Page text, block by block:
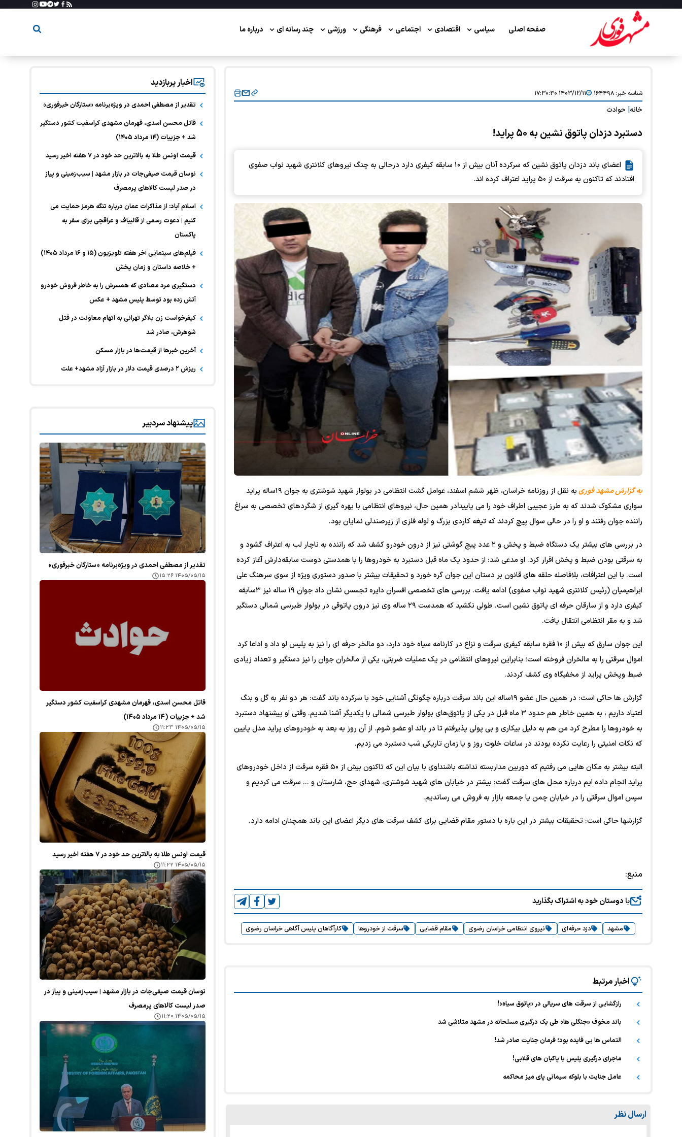
صفحه اصلی سیاسی اقتصادی اجتماعی فرهنگی ورزشی چند رسانه ای درباره ما
شناسه خبر:۱۶۴۴۹۸ ۱۴۰۳/۱۲/۱۱ ۱۷:۳۰:۳۰
خانه حوادث
دستبرد دزدان پاتوق نشین به ۵۰ پراید!
اعضای باند دزدان پاتوق نشین که سرکرده آنان بیش از ۱۰ سابقه کیفری دارد درحالی به چنگ نیروهای کلانتری شهید نواب صفوی
افتادند که تاکنون به سرقت از ۵۰ پراید اعتراف کرده اند.
به گزارش مشهد فوریبه نقل از روزنامه خراسان
، ظهر ششم اسفند، عوامل گشت انتظامی در بولوار شهید شوشتری به جوان ۱۹ساله پراید
سواری مشکوک شدند که به طرز عجیبی اطراف خود را می پایید!در همین حال، نیروهای انتظامی با بهره گیری از شگردهای تخصصی به سراغ
راننده جوان رفتند و او را در حالی سوال پیچ کردند که تیغه کاردی بزرگ و لوله فلزی از زیرصندلی نمایان بود.
در بررسی های بیشتر یک دستگاه ضبط و پخش و ۲ عدد پیچ گوشتی نیز از درون خودرو کشف شد که راننده به ناچار لب به اعتراف گشود و
به سرقتی بودن ضبط و پخش اقرار کرد. او مدعی شد: از حدود یک ماه قبل دستبرد به خودروها را با همدستی دوست سابقه‌دارش آغاز کرده
است. با این اعترافات، بلافاصله حلقه های قانون بر دستان این جوان گره خورد و تحقیقات بیشتر با صدور دستوری ویژه از سوی سرهنگ علی
ابراهیمیان (رئیس کلانتری شهید نواب صفوی) ادامه یافت. بررسی های تخصصی افسران دایره تجسس نشان داد جوان ۱۹ ساله نیز ۳سابقه
کیفری دارد و از سارقان حرفه ای پاتوق نشین است. طولی نکشید که همدست ۲۹ ساله وی نیز درون پاتوقی در بولوار طبرسی شمالی دستگیر
شد و به مقر انتظامی انتقال یافت.
این جوان سارق که بیش از ۱۰ فقره سابقه کیفری سرقت و نزاع در کارنامه سیاه خود دارد، دو مالخر حرفه ای را نیز به پلیس لو داد و اداعا کرد
اموال سرقتی را به مالخران فروخته است؛ بنابراین نیروهای انتظامی در یک عملیات ضربتی، یکی از مالخران جوان را نیز دستگیر و تعداد زیادی
ضبط وپخش پراید از مخفیگاه وی کشف کردند.
گزارش ها حاکی است: در همین حال عضو ۱۹ساله این باند سرقت درباره چگونگی آشنایی خود با سرکرده باند گفت: هر دو نفر به گل و بنگ
اعتیاد داریم ، به همین خاطر هم حدود ۳ ماه قبل در یکی از پاتوق‌های بولوار طبرسی شمالی با یکدیگر آشنا شدیم. وقتی او پیشنهاد دستبرد
به خودروها را مطرح کرد من هم به دلیل بیکاری و بی پولی پذیرفتم تا در باند او عضو شوم. از آن روز به بعد به خودروهای پراید مدل پایین
که نکات امنیتی را رعایت نکرده بودند در ساعات خلوت روز و یا زمان تاریکی شب دستبرد می زدیم.
البته بیشتر به مکان هایی می رفتیم که دوربین مداربسته نداشته باشند!وی با بیان این که تاکنون بیش از ۵۰ فقره سرقت از داخل خودروهای
پراید انجام داده ایم درباره محل های سرقت گفت: بیشتر در خیابان های شهید شوشتری، شهدای حج، شارستان و ... سرقت می کردیم و
سپس اموال سرقتی را در خیابان چمن یا جمعه بازار به فروش می رساندیم.
گزارشها حاکی است: تحقیقات بیشتر در این باره با دستور مقام قضایی برای کشف سرقت های دیگر اعضای این باند همچنان ادامه دارد.
منبع:
با دوستان خود به اشتراک بگذارید
مشهد دزد حرفه‌ای نیروی انتظامی خراسان رضوی مقام قضایی سرقت از خودروها کارآگاهان پلیس آگاهی خراسان رضوی
اخبار مرتبط
رازگشایی از سرقت های سریالی در «پاتوق سیاه»!
باند مخوف «جنگلی ها» طی یک درگیری مسلحانه در مشهد متلاشی شد
التماس ها بی فایده بود؛ فرمان جنایت صادر شد!
ماجرای درگیری پلیس با پاکبان های قلابی!
عامل جنایت با بلوکه سیمانی پای میز محاکمه
ارسال نظر
اخبار پربازدید
تقدیر از مصطفی احمدی در ویژه‌برنامه «ستارگان خبرفوری»
قاتل محسن اسدی، قهرمان مشهدی کراسفیت کشور دستگیر
شد + جزییات (۱۴ مرداد ۱۴۰۵)
قیمت اونس طلا به بالاترین حد خود در ۷ هفته اخیر رسید
نوسان قیمت صیفی‌جات در بازار مشهد | سیب‌زمینی و پیاز
در صدر لیست کالا‌های پرمصرف
اسلام آباد: از مذاکرات عمان درباره تنگه هرمز حمایت می
کنیم | دعوت رسمی از قالیباف و عراقچی برای سفر به
پاکستان
فیلم‌های سینمایی آخر هفته تلویزیون (۱۵ و ۱۶ مرداد ۱۴۰۵)
+ خلاصه داستان و زمان پخش
دستگیری مرد معتادی که همسرش را به خاطر فروش خودرو
آتش زده بود توسط پلیس مشهد + عکس
کیفرخواست زن بلاگر تهرانی به اتهام معاونت در قتل
شوهرش، صادر شد
آخرین خبر‌ها از قیمت‌ها در بازار مسکن
ریزش ۲ درصدی قیمت دلار در بازار آزاد مشهد+ علت
پیشنهاد سردبیر
تقدیر از مصطفی احمدی در ویژه‌برنامه «ستارگان خبرفوری»
۱۴۰۵/۰۵/۱۵ ۱۵:۲۶
قاتل محسن اسدی، قهرمان مشهدی کراسفیت کشور دستگیر
شد + جزییات (۱۴ مرداد ۱۴۰۵)
۱۴۰۵/۰۵/۱۵ ۱۱:۲۳
قیمت اونس طلا به بالاترین حد خود در ۷ هفته اخیر رسید
۱۴۰۵/۰۵/۱۵ ۱۱:۲۲
نوسان قیمت صیفی‌جات در بازار مشهد | سیب‌زمینی و پیاز در
صدر لیست کالا‌های پرمصرف
۱۴۰۵/۰۵/۱۵ ۱۱:۲۰